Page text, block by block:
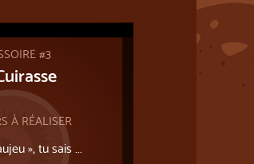
#3
À RÉALISER
», tu sais ...